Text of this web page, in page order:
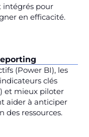
intégrés pour
en efficacité.
(Power BI), les
clés
et mieux piloter
aider à anticiper
des ressources.